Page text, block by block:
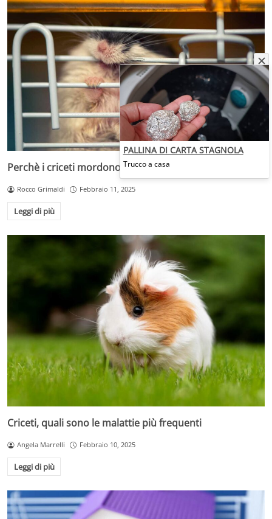
Perchè i criceti mordono la loro gabbia: tutti i motivi
Rocco Grimaldi Febbraio 11, 2025
Leggi di più
Criceti, quali sono le malattie più frequenti
Angela Marrelli Febbraio 10, 2025
Leggi di più
PALLINA DI CARTA STAGNOLA
Trucco a casa